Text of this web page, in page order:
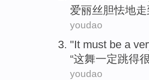
爱丽丝胆怯地走
youdao
"It must be a
“这舞一定跳得
youdao